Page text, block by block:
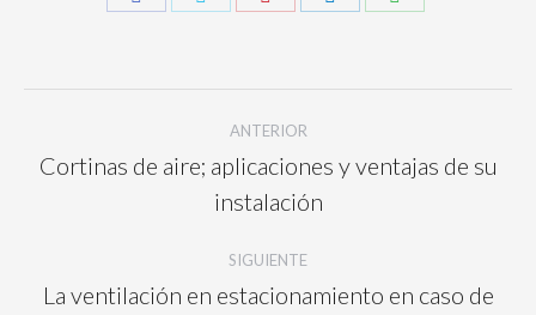
ANTERIOR
Cortinas de aire; aplicaciones y ventajas de su
instalación
SIGUIENTE
La ventilación en estacionamiento en caso de